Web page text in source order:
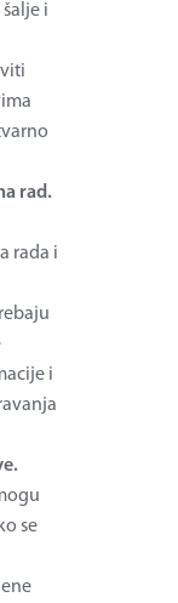
i
rad.
rada i
i
se